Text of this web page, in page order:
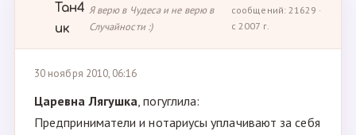
Тан4
ик
Я верю в Чудеса и не верю в
Случайности :)
сообщений: 21629 ·
с 2007 г.
30 ноября 2010, 06:16
Царевна Лягушка, погуглила:
Предприниматели и нотариусы уплачивают за себя